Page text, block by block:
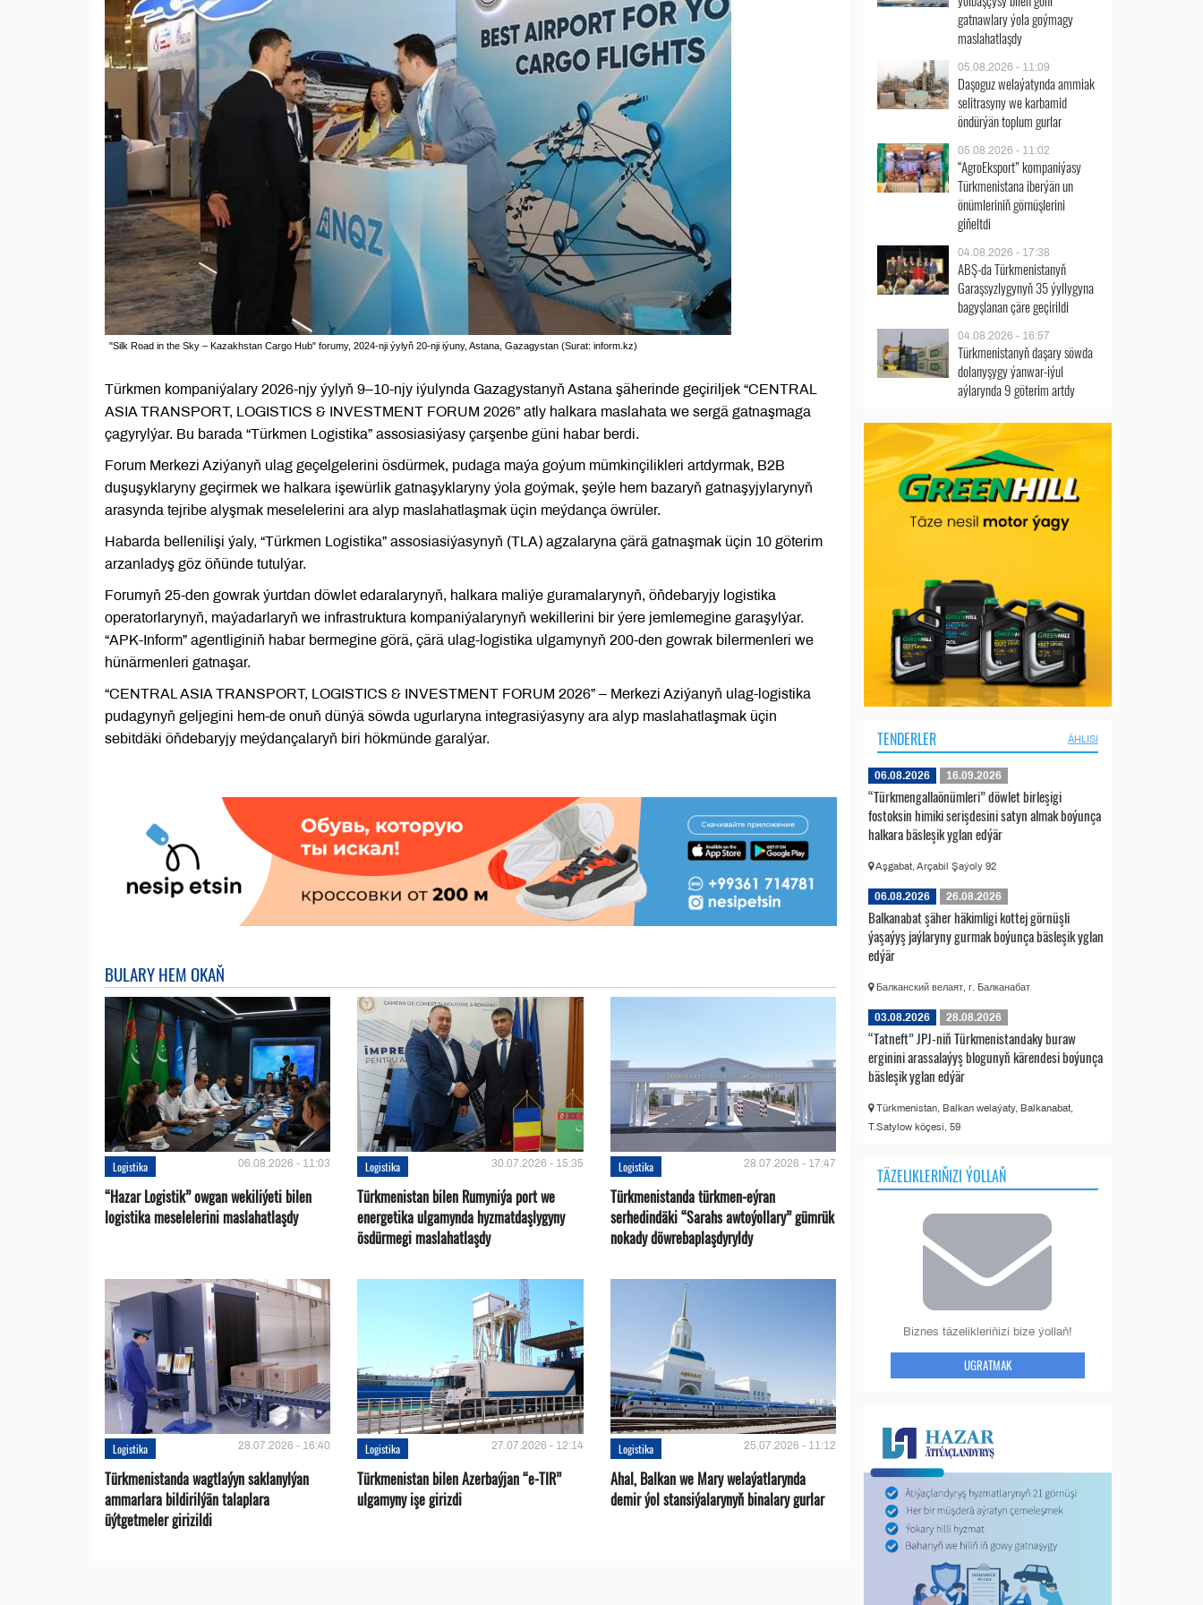
"Silk Road in the Sky – Kazakhstan Cargo Hub" forumy, 2024-nji ýylyň 20-nji iýuny, Astana, Gazagystan (Surat: inform.kz)
Türkmen kompaniýalary 2026-njy ýylyň 9–10-njy iýulynda Gazagystanyň Astana şäherinde geçiriljek “CENTRAL
ASIA TRANSPORT, LOGISTICS & INVESTMENT FORUM 2026” atly halkara maslahata we sergä gatnaşmaga
çagyrylýar. Bu barada “Türkmen Logistika” assosiasiýasy çarşenbe güni habar berdi.
Forum Merkezi Aziýanyň ulag geçelgelerini ösdürmek, pudaga maýa goýum mümkinçilikleri artdyrmak, B2B
duşuşyklaryny geçirmek we halkara işewürlik gatnaşyklaryny ýola goýmak, şeýle hem bazaryň gatnaşyjylarynyň
arasynda tejribe alyşmak meselelerini ara alyp maslahatlaşmak üçin meýdança öwrüler.
Habarda bellenilişi ýaly, “Türkmen Logistika” assosiasiýasynyň (TLA) agzalaryna çärä gatnaşmak üçin 10 göterim
arzanladyş göz öňünde tutulýar.
Forumyň 25-den gowrak ýurtdan döwlet edaralarynyň, halkara maliýe guramalarynyň, öňdebaryjy logistika
operatorlarynyň, maýadarlaryň we infrastruktura kompaniýalarynyň wekillerini bir ýere jemlemegine garaşylýar.
“APK-Inform” agentliginiň habar bermegine görä, çärä ulag-logistika ulgamynyň 200-den gowrak bilermenleri we
hünärmenleri gatnaşar.
“CENTRAL ASIA TRANSPORT, LOGISTICS & INVESTMENT FORUM 2026” – Merkezi Aziýanyň ulag-logistika
pudagynyň geljegini hem-de onuň dünýä söwda ugurlaryna integrasiýasyny ara alyp maslahatlaşmak üçin
sebitdäki öňdebaryjy meýdançalaryň biri hökmünde garalýar.
BULARY HEM OKAŇ
Logistika 06.08.2026 - 11:03
“Hazar Logistik” owgan wekiliýeti bilen
logistika meselelerini maslahatlaşdy
Logistika 30.07.2026 - 15:35
Türkmenistan bilen Rumyniýa port we
energetika ulgamynda hyzmatdaşlygyny
ösdürmegi maslahatlaşdy
Logistika 28.07.2026 - 17:47
Türkmenistanda türkmen-eýran
serhedindäki “Sarahs awtoýollary” gümrük
nokady döwrebaplaşdyryldy
Logistika 28.07.2026 - 16:40
Türkmenistanda wagtlaýyn saklanylýan
ammarlara bildirilýän talaplara
üýtgetmeler girizildi
Logistika 27.07.2026 - 12:14
Türkmenistan bilen Azerbaýjan “e-TIR”
ulgamyny işe girizdi
Logistika 25.07.2026 - 11:12
Ahal, Balkan we Mary welaýatlarynda
demir ýol stansiýalarynyň binalary gurlar
gatnawlary ýola goýmagy
maslahatlaşdy
05.08.2026 - 11:09
Daşoguz welaýatynda ammiak
selitrasyny we karbamid
öndürýän toplum gurlar
05.08.2026 - 11:02
“AgroEksport” kompaniýasy
Türkmenistana iberýän un
önümleriniň görnüşlerini
giňeltdi
04.08.2026 - 17:38
ABŞ-da Türkmenistanyň
Garaşsyzlygynyň 35 ýyllygyna
bagyşlanan çäre geçirildi
04.08.2026 - 16:57
Türkmenistanyň daşary söwda
dolanyşygy ýanwar-iýul
aýlarynda 9 göterim artdy
TENDERLER ÄHLISI
06.08.2026 16.09.2026
“Türkmengallaönümleri” döwlet birleşigi
fostoksin himiki serişdesini satyn almak boýunça
halkara bäsleşik yglan edýär
Aşgabat, Arçabil Şaýoly 92
06.08.2026 26.08.2026
Balkanabat şäher häkimligi kottej görnüşli
ýaşaýyş jaýlaryny gurmak boýunça bäsleşik yglan
edýär
Балканский велаят, г. Балканабат
03.08.2026 28.08.2026
“Tatneft” JPJ-niň Türkmenistandaky buraw
erginini arassalaýyş blogunyň kärendesi boýunça
bäsleşik yglan edýär
Türkmenistan, Balkan welaýaty, Balkanabat,
T.Satylow köçesi, 59
TÄZELIKLERIŇIZI ÝOLLAŇ
Biznes täzelikleriňizi bize ýollaň!
UGRATMAK